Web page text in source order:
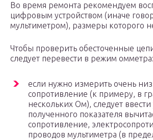
Во время ремонта рекомендуем
цифровым устройством (иначе
мультиметром), размеры которого
Чтобы проверить обесточенные
следует перевести в режим омметра:
если нужно измерить очень
сопротивление (к примеру, в
нескольких Ом), следует
полученного показателя
сопротивление,
проводов мультиметра (в